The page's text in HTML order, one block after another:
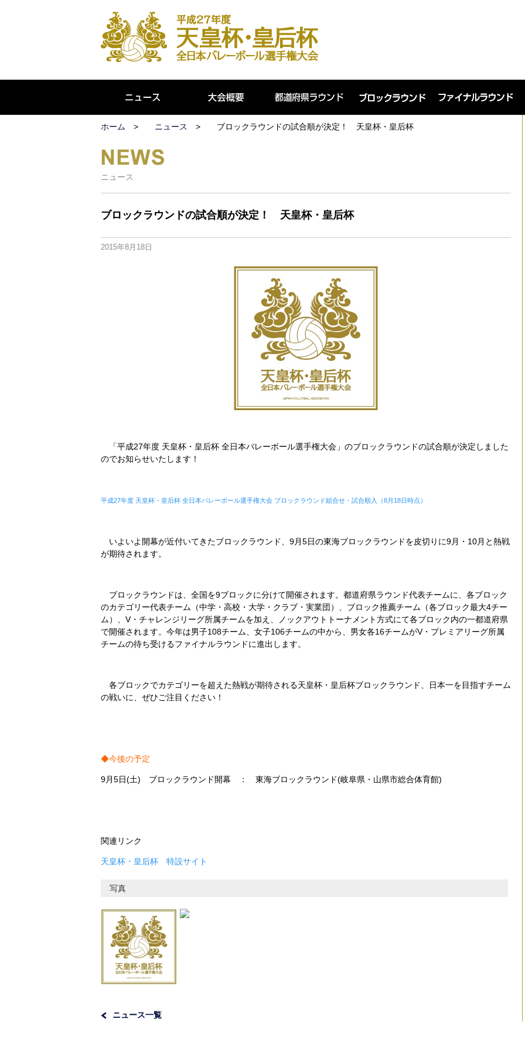
ホーム ニュース ブロックラウンドの試合順が決定！ 天皇杯・皇后杯
ニュース
ブロックラウンドの試合順が決定！ 天皇杯・皇后杯
2015年8月18日
「平成27年度 天皇杯・皇后杯 全日本バレーボール選手権大会」のブロックラウンドの試合順が決定しました
のでお知らせいたします！
平成27年度 天皇杯・皇后杯 全日本バレーボール選手権大会 ブロックラウンド組合せ・試合順入（8月18日時点）
いよいよ開幕が近付いてきたブロックラウンド、9月5日の東海ブロックラウンドを皮切りに9月・10月と熱戦
が期待されます。
ブロックラウンドは、全国を9ブロックに分けて開催されます。都道府県ラウンド代表チームに、各ブロック
のカテゴリー代表チーム（中学・高校・大学・クラブ・実業団）、ブロック推薦チーム（各ブロック最大4チー
ム）、V・チャレンジリーグ所属チームを加え、ノックアウトトーナメント方式にて各ブロック内の一都道府県
で開催されます。今年は男子108チーム、女子106チームの中から、男女各16チームがV・プレミアリーグ所属
チームの待ち受けるファイナルラウンドに進出します。
各ブロックでカテゴリーを超えた熱戦が期待される天皇杯・皇后杯ブロックラウンド、日本一を目指すチーム
の戦いに、ぜひご注目ください！
◆今後の予定
9月5日(土) ブロックラウンド開幕 ： 東海ブロックラウンド(岐阜県・山県市総合体育館)
関連リンク
天皇杯・皇后杯 特設サイト
写真
ニュース一覧